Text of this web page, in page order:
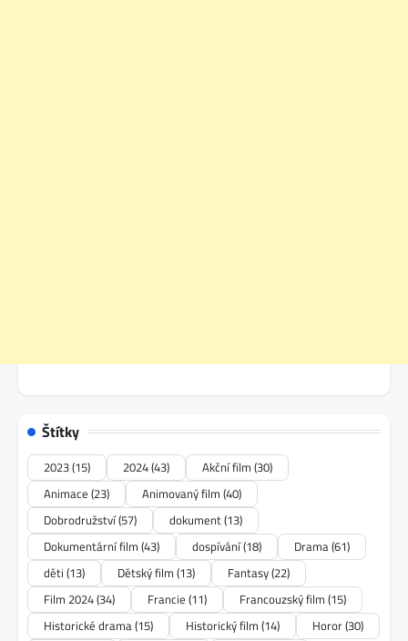
Štítky
2023(15) 2024(43) Akční film (30)
Animace (23) Animovaný film (40)
Dobrodružství(57) dokument(13)
Dokumentární film (43) dospívání(18) Drama(61)
děti (13) Dětský film (13) Fantasy(22)
Film 2024(34) Francie (11) Francouzský film (15)
Historické drama(15) Historický film (14) Horor(30)